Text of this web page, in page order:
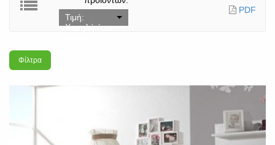
Τιμή:
Χαμηλή έως
Φίλτρα
PDF